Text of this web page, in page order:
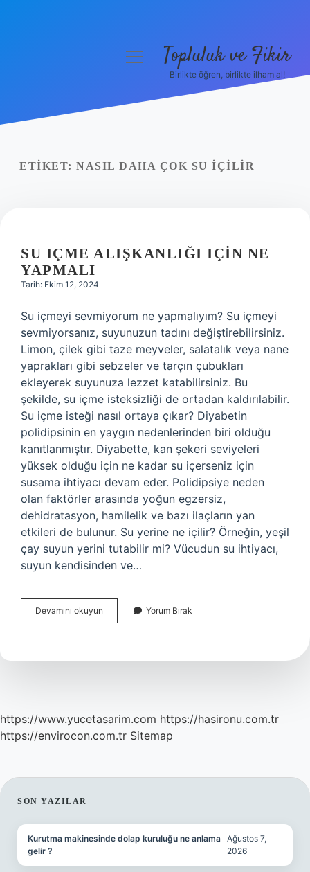
Yasal Uyarı
menüyüTopluluk ve Fikir
Birlikte öğren, birlikte ilham al!
ETIKET: NASIL DAHA ÇOK SU IÇILIR
SU IÇME ALIŞKANLIĞI IÇIN NE
YAPMALI
Tarih: Ekim 12, 2024
Su içmeyi sevmiyorum ne yapmalıyım? Su içmeyi
sevmiyorsanız, suyunuzun tadını değiştirebilirsiniz.
Limon, çilek gibi taze meyveler, salatalık veya nane
yaprakları gibi sebzeler ve tarçın çubukları
ekleyerek suyunuza lezzet katabilirsiniz. Bu
şekilde, su içme isteksizliği de ortadan kaldırılabilir.
Su içme isteği nasıl ortaya çıkar? Diyabetin
polidipsinin en yaygın nedenlerinden biri olduğu
kanıtlanmıştır. Diyabette, kan şekeri seviyeleri
yüksek olduğu için ne kadar su içerseniz için
susama ihtiyacı devam eder. Polidipsiye neden
olan faktörler arasında yoğun egzersiz,
dehidratasyon, hamilelik ve bazı ilaçların yan
etkileri de bulunur. Su yerine ne içilir? Örneğin, yeşil
çay suyun yerini tutabilir mi? Vücudun su ihtiyacı,
suyun kendisinden ve…
Devamını okuyun
Içme
Ne
Yorum Bırak
https://www.yucetasarim.com https://hasironu.com.tr
https://envirocon.com.tr Sitemap
SIDEBAR
SON YAZILAR
Kurutma makinesinde dolap kuruluğu ne anlama
gelir ?
Ağustos 7,
2026